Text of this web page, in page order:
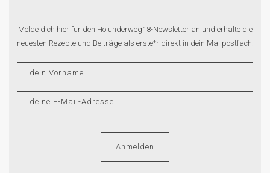
Melde dich hier für den Holunderweg18-Newsletter an und erhalte die
neuesten Rezepte und Beiträge als erste*r direkt in dein Mailpostfach.